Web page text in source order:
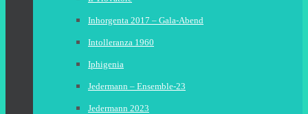
Inhorgenta 2017 – Gala-Abend
Intolleranza 1960
Iphigenia
Jedermann – Ensemble-23
Jedermann 2023